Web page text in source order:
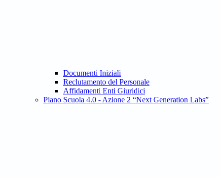
Documenti Iniziali
Reclutamento del Personale
Affidamenti Enti Giuridici
Piano Scuola 4.0 - Azione 2 “Next Generation Labs”